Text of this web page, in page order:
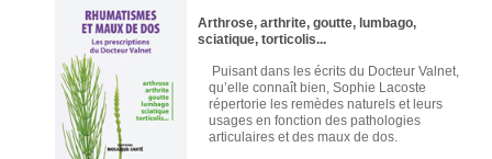
Arthrose, arthrite, goutte, lumbago,
sciatique, torticolis...
Puisant dans les écrits du Docteur Valnet,
qu’elle connaît bien, Sophie Lacoste
répertorie les remèdes naturels et leurs
usages en fonction des pathologies
articulaires et des maux de dos.